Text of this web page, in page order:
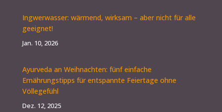
Ingwerwasser: wärmend, wirksam – aber nicht für alle
geeignet!
Jan. 10, 2026
Ayurveda an Weihnachten: fünf einfache
Ernährungstipps für entspannte Feiertage ohne
Völlegefühl
Dez. 12, 2025